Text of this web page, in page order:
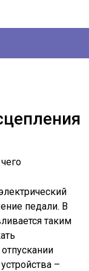
педали. В
таким
–